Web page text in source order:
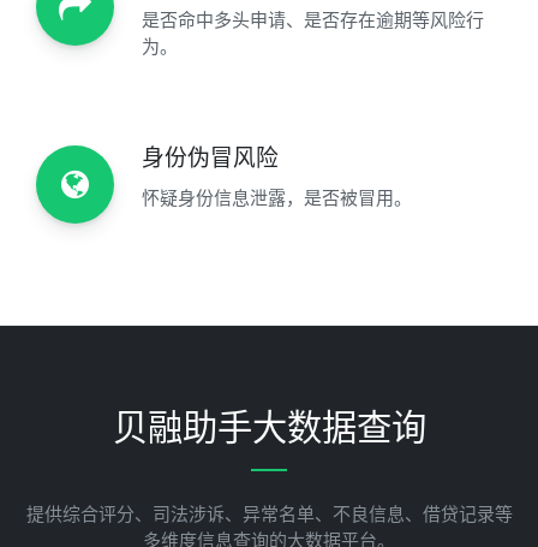
是否命中多头申请、是否存在逾期等风险行
为。
身份伪冒风险
怀疑身份信息泄露，是否被冒用。
贝融助手大数据查询
提供综合评分、司法涉诉、异常名单、不良信息、借贷记录等
多维度信息查询的大数据平台。